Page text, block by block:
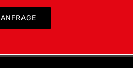
ANFRAGE